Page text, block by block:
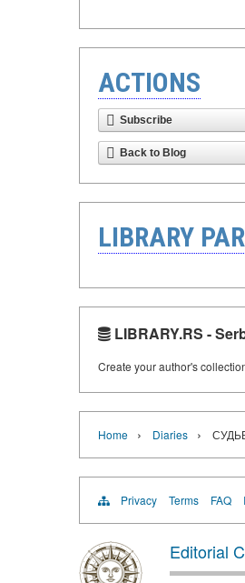
ACTIONS
Subscribe
Back to Blog
LIBRARY
LIBRARY.RS -
Create your author's
Home › Diaries ›
Privacy Terms FAQ
Editorial